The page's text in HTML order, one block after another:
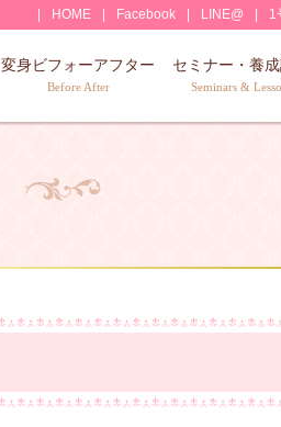
HOME Facebook LINE@ 1
変身ビフォーアフター
Before After
セミナー・養
Seminars &